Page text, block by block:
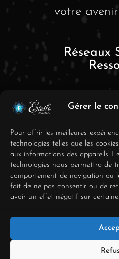
Gérer le
Pour offrir les meilleures
technologies telles que les
aux informations des appareils.
technologies nous permettra de
comportement de navigation ou
fait de ne pas consentir ou de
avoir un effet négatif sur
votre
Réseaux
Conditions